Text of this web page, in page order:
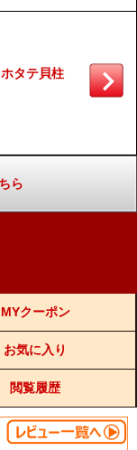
タテ貝柱
ら
MYクーポン
お気に入り
閲覧履歴